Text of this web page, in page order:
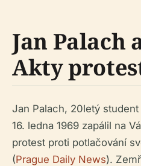
Jan Palach
Akty
Jan Palach, 20letý
16. ledna 1969 zapálil na
protest proti potlačování
(Prague Daily News).